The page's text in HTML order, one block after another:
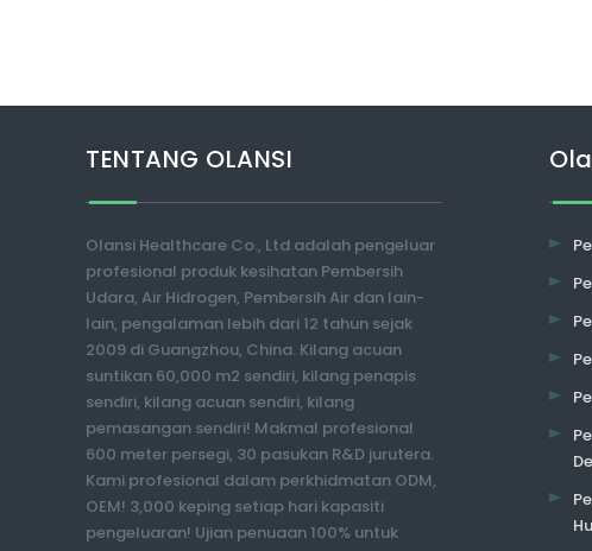
TENTANG OLANSI
Olansi Healthcare Co., Ltd adalah pengeluar
profesional produk kesihatan Pembersih
Udara, Air Hidrogen, Pembersih Air dan lain-
lain, pengalaman lebih dari 12 tahun sejak
2009 di Guangzhou, China. Kilang acuan
suntikan 60,000 m2 sendiri, kilang penapis
sendiri, kilang acuan sendiri, kilang
pemasangan sendiri! Makmal profesional
600 meter persegi, 30 pasukan R&D jurutera.
Kami profesional dalam perkhidmatan ODM,
OEM! 3,000 keping setiap hari kapasiti
pengeluaran! Ujian penuaan 100% untuk